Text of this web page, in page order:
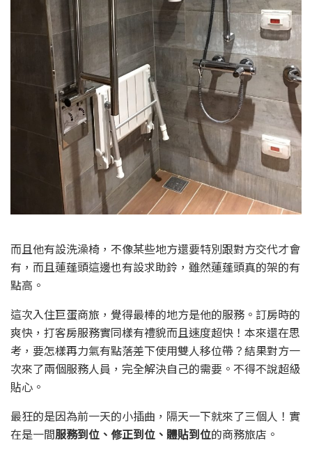
而且他有設洗澡椅，不像某些地方還要特別跟對方交代才會
有，而且蓮蓬頭這邊也有設求助鈴，雖然蓮蓬頭真的架的有
點高。
這次入住巨蛋商旅，覺得最棒的地方是他的服務。訂房時的
爽快，打客房服務實同樣有禮貌而且速度超快！本來還在思
考，要怎樣再力氣有點落差下使用雙人移位帶？結果對方一
次來了兩個服務人員，完全解決自己的需要。不得不說超級
貼心。
最狂的是因為前一天的小插曲，隔天一下就來了三個人！實
在是一間服務到位、修正到位、體貼到位的商務旅店。